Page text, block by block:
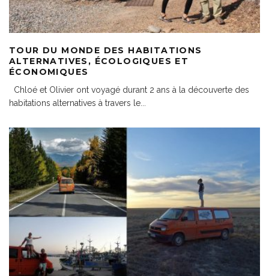
TOUR DU MONDE DES HABITATIONS
ALTERNATIVES, ÉCOLOGIQUES ET
ÉCONOMIQUES
Chloé et Olivier ont voyagé durant 2 ans à la découverte des
habitations alternatives à travers le